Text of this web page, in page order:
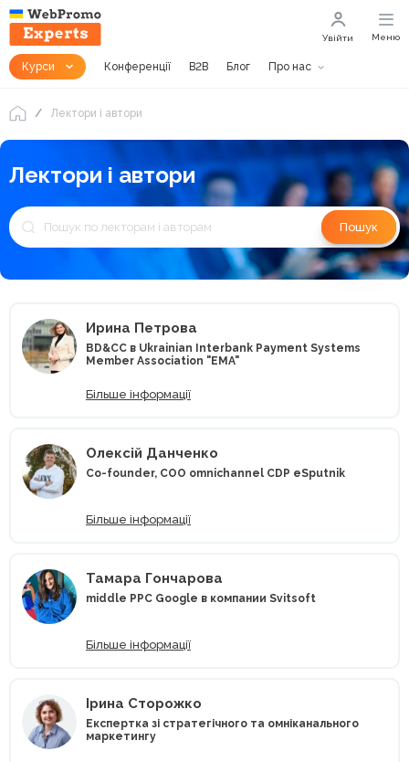
Курси Конференції B2B Блог Про нас
Увійти Меню
Лектори і автори
Лектори і автори
Пошук
Ирина Петрова
BD&CC в Ukrainian Interbank Payment Systems
Member Association "EMA"
Більше інформації
Олексій Данченко
Co-founder, COO omnichannel CDP eSputnik
Більше інформації
Тамара Гончарова
middle PPC Google в компании Svitsoft
Більше інформації
Ірина Сторожко
Експертка зі стратегічного та омніканального
маркетингу